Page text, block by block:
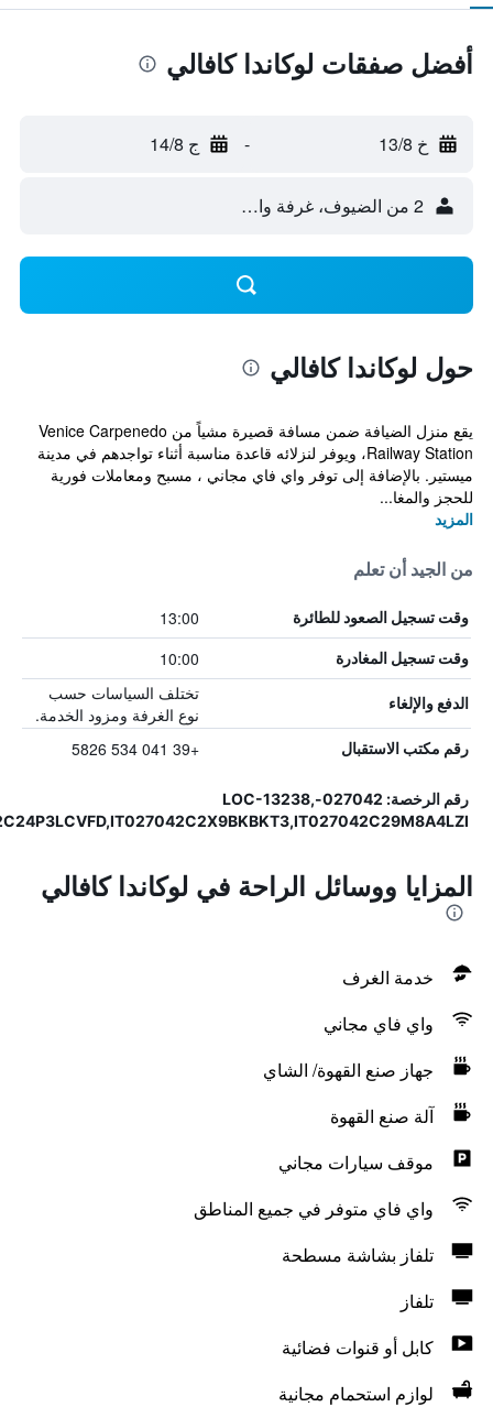
أفضل صفقات لوكاندا كافالي
خ 13/8 - ج 14/8
2 من الضيوف، غرفة واحدة
حول لوكاندا كافالي
يقع منزل الضيافة ضمن مسافة قصيرة مشياً من Venice Carpenedo
Railway Station، ويوفر لنزلائه قاعدة مناسبة أثناء تواجدهم في مدينة
ميستير. بالإضافة إلى توفر واي فاي مجاني ، مسبح ومعاملات فورية
للحجز والمغا...
المزيد
من الجيد أن تعلم
وقت تسجيل الصعود للطائرة 13:00
وقت تسجيل المغادرة 10:00
الدفع والإلغاء
تختلف السياسات حسب
نوع الغرفة ومزود الخدمة.
رقم مكتب الاستقبال +39 041 534 5826
رقم الرخصة: 027042-LOC-13238,
المزايا ووسائل الراحة في لوكاندا كافالي
خدمة الغرف
واي فاي مجاني
جهاز صنع القهوة/ الشاي
آلة صنع القهوة
موقف سيارات مجاني
واي فاي متوفر في جميع المناطق
تلفاز بشاشة مسطحة
تلفاز
كابل أو قنوات فضائية
لوازم استحمام مجانية